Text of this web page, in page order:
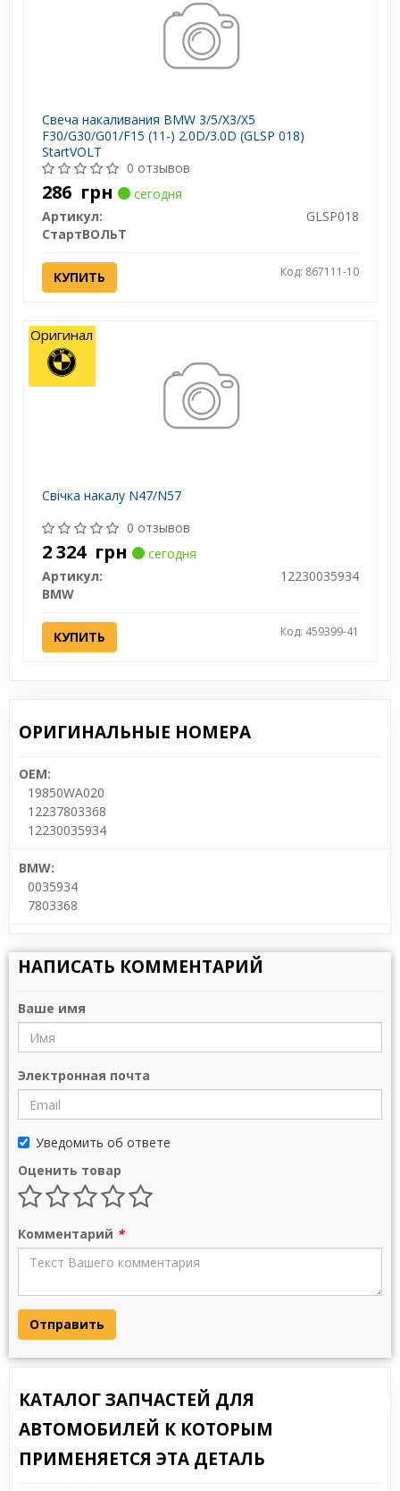
Свеча накаливания BMW 3/5/X3/X5
F30/G30/G01/F15 (11-) 2.0D/3.0D (GLSP 018)
StartVOLT
0 отзывов
286 грн
сегодня
Артикул:
GLSP018
СтартВОЛЬТ
КУПИТЬ Код: 867111-10
Свiчка накалу N47/N57
0 отзывов
2 324 грн
сегодня
Артикул:
12230035934
BMW
КУПИТЬ Код: 459399-41
Оригинал
ОРИГИНАЛЬНЫЕ НОМЕРА
OEM:
19850WA020
12237803368
12230035934
BMW:
0035934
7803368
НАПИСАТЬ КОММЕНТАРИЙ
Ваше имя
Электронная почта
Уведомить об ответе
Оценить товар
Комментарий *
Отправить
КАТАЛОГ ЗАПЧАСТЕЙ ДЛЯ
АВТОМОБИЛЕЙ К КОТОРЫМ
ПРИМЕНЯЕТСЯ ЭТА ДЕТАЛЬ